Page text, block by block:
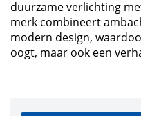
duurzame verlichting
merk combineert
modern design,
oogt, maar ook een